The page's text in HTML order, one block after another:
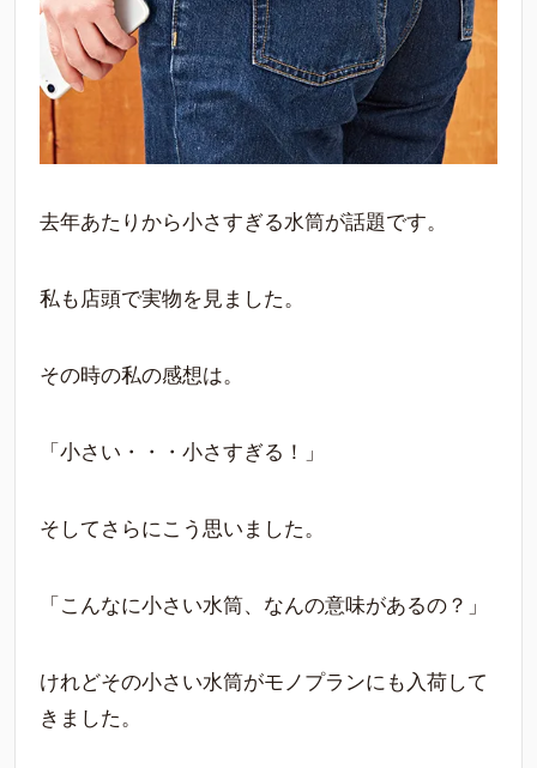
去年あたりから小さすぎる水筒が話題です。
私も店頭で実物を見ました。
その時の私の感想は。
「小さい・・・小さすぎる！」
そしてさらにこう思いました。
「こんなに小さい水筒、なんの意味があるの？」
けれどその小さい水筒がモノプランにも入荷して
きました。